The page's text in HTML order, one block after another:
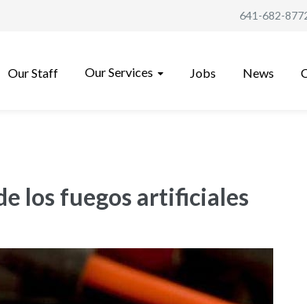
641-682-
Our Staff Our Services Jobs News
los fuegos artificiales